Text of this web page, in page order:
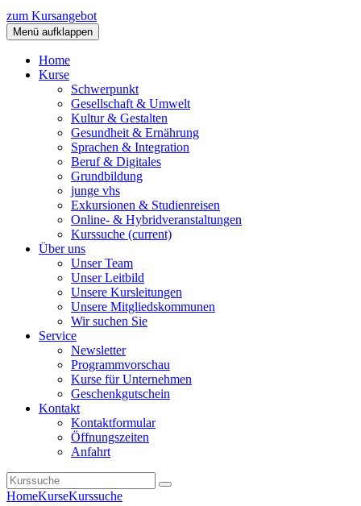
zum Kursangebot
Menü aufklappen
Home
Kurse
Schwerpunkt
Gesellschaft & Umwelt
Kultur & Gestalten
Gesundheit & Ernährung
Sprachen & Integration
Beruf & Digitales
Grundbildung
junge vhs
Exkursionen & Studienreisen
Online- & Hybridveranstaltungen
Kurssuche (current)
Über uns
Unser Team
Unser Leitbild
Unsere Kursleitungen
Unsere Mitgliedskommunen
Wir suchen Sie
Service
Newsletter
Programmvorschau
Kurse für Unternehmen
Geschenkgutschein
Kontakt
Kontaktformular
Öffnungszeiten
Anfahrt
HomeKurseKurssuche